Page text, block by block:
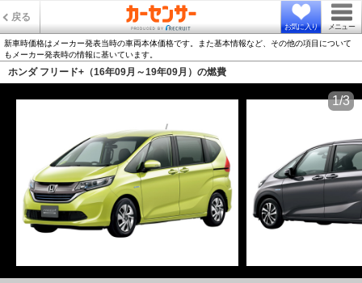
戻る
お気に入り メニュー
新車時価格はメーカー発表当時の車両本体価格です。また基本情報など、その他の項目について
もメーカー発表時の情報に基いています。
ホンダ フリード+（16年09月～19年09月）の燃費
1/3